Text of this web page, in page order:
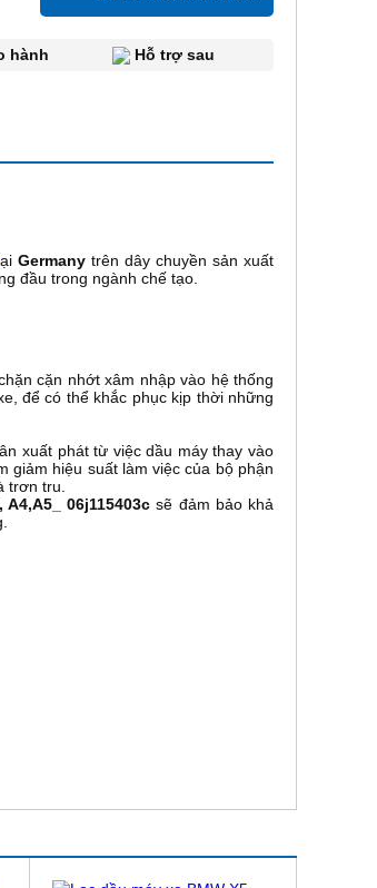
hành Hỗ trợ sau
Germanytrên dây chuyền sản xuất
đầu trong ngành chế tạo.
cặn nhớt xâm nhập vào hệ thống
để có thể khắc phục kịp thời những
xuất phát từ việc dầu máy thay vào
giảm hiệu suất làm việc của bộ phận
trơn tru.
06j115403c sẽ đảm bảo khả